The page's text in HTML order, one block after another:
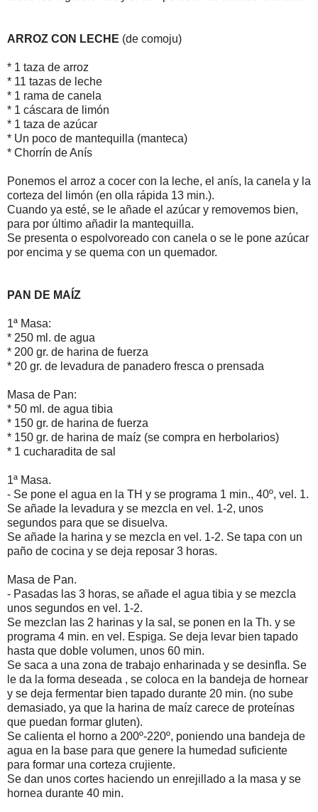
ARROZ CON LECHE (de comoju)
* 1 taza de arroz
* 11 tazas de leche
* 1 rama de canela
* 1 cáscara de limón
* 1 taza de azúcar
* Un poco de mantequilla (manteca)
* Chorrín de Anís
Ponemos el arroz a cocer con la leche, el anís, la canela y la
corteza del limón (en olla rápida 13 min.).
Cuando ya esté, se le añade el azúcar y removemos bien,
para por último añadir la mantequilla.
Se presenta o espolvoreado con canela o se le pone azúcar
por encima y se quema con un quemador.
PAN DE MAÍZ
1ª Masa:
* 250 ml. de agua
* 200 gr. de harina de fuerza
* 20 gr. de levadura de panadero fresca o prensada
Masa de Pan:
* 50 ml. de agua tibia
* 150 gr. de harina de fuerza
* 150 gr. de harina de maíz (se compra en herbolarios)
* 1 cucharadita de sal
1ª Masa.
- Se pone el agua en la TH y se programa 1 min., 40º, vel. 1.
Se añade la levadura y se mezcla en vel. 1-2, unos
segundos para que se disuelva.
Se añade la harina y se mezcla en vel. 1-2. Se tapa con un
paño de cocina y se deja reposar 3 horas.
Masa de Pan.
- Pasadas las 3 horas, se añade el agua tibia y se mezcla
unos segundos en vel. 1-2.
Se mezclan las 2 harinas y la sal, se ponen en la Th. y se
programa 4 min. en vel. Espiga. Se deja levar bien tapado
hasta que doble volumen, unos 60 min.
Se saca a una zona de trabajo enharinada y se desinfla. Se
le da la forma deseada , se coloca en la bandeja de hornear
y se deja fermentar bien tapado durante 20 min. (no sube
demasiado, ya que la harina de maíz carece de proteínas
que puedan formar gluten).
Se calienta el horno a 200º-220º, poniendo una bandeja de
agua en la base para que genere la humedad suficiente
para formar una corteza crujiente.
Se dan unos cortes haciendo un enrejillado a la masa y se
hornea durante 40 min.